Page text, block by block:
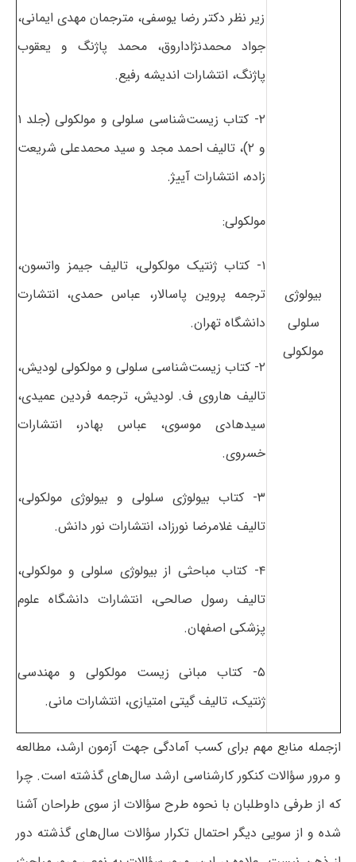
بیولوژی
سلولی
مولکولی
زیر نظر دکتر رضا یوسفی، مترجمان مهدی ایمانی،
جواد محمدنژاداروق، محمد پاژنگ و یعقوب
پاژنگ، انتشارات اندیشه رفیع.
۲- کتاب زیست‌شناسی سلولی و مولکولی (جلد ۱
و ۲)، تالیف احمد مجد و سید محمدعلی شریعت
زاده، انتشارات آییژ.
مولکولی:
۱- کتاب ژنتیک مولکولی، تالیف جیمز واتسون،
ترجمه پروین پاسالار، عباس حمدی، انتشارت
دانشگاه تهران.
۲- کتاب زیست‌شناسی سلولی و مولکولی لودیش،
تالیف هاروی ف. لودیش، ترجمه فردین عمیدی،
سیدهادی موسوی، عباس بهادر، انتشارات
خسروی.
۳- کتاب بیولوژی سلولی و بیولوژی مولکولی،
تالیف غلامرضا نورزاد، انتشارات نور دانش.
۴- کتاب مباحثی از بیولوژی سلولی و مولکولی،
تالیف رسول صالحی، انتشارات دانشگاه علوم
پزشکی اصفهان.
۵- کتاب مبانی زیست مولکولی و مهندسی
ژنتیک، تالیف گیتی امتیازی، انتشارات مانی.
ازجمله منابع مهم برای کسب آمادگی جهت آزمون ارشد، مطالعه
و مرور سؤالات کنکور کارشناسی ارشد سال‌های گذشته است. چرا
که از طرفی داوطلبان با نحوه طرح سؤالات از سوی طراحان آشنا
شده و از سویی دیگر احتمال تکرار سؤالات سال‌های گذشته دور